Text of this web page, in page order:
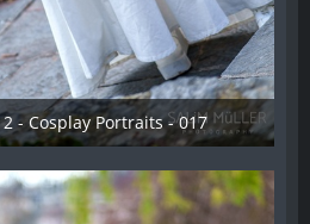
- Cosplay Portraits - 017